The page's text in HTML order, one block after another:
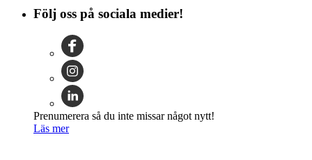
Följ oss på sociala medier!
Prenumerera så du inte missar något nytt!
Läs mer